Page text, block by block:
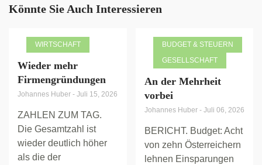
Könnte Sie Auch Interessieren
WIRTSCHAFT
Wieder mehr
Firmengründungen
Johannes Huber - Juli 15, 2026
ZAHLEN ZUM TAG.
Die Gesamtzahl ist
wieder deutlich höher
als die der
BUDGET & STEUERN
GESELLSCHAFT
An der Mehrheit
vorbei
Johannes Huber - Juli 06, 2026
BERICHT. Budget: Acht
von zehn Österreichern
lehnen Einsparungen